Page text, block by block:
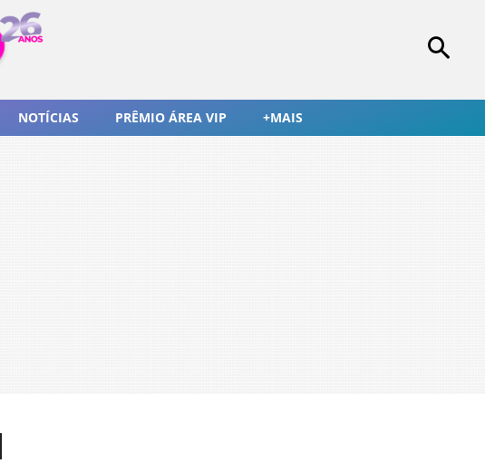
NOTÍCIAS PRÊMIO ÁREA VIP +MAIS